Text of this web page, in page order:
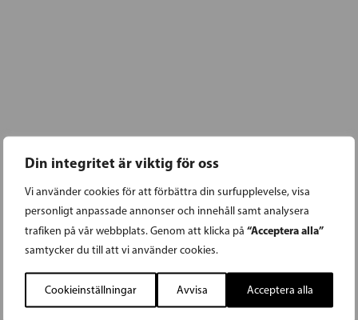
Din integritet är viktig för oss
Vi använder cookies för att förbättra din surfupplevelse, visa
personligt anpassade annonser och innehåll samt analysera
trafiken på vår webbplats. Genom att klicka på “Acceptera alla”
samtycker du till att vi använder cookies.
Cookieinställningar Avvisa Acceptera alla
PLATS
Lagstads hembydgsgård
Lagstadsvägen 4
Esbo, 02770 + Google Map
Ekenäs